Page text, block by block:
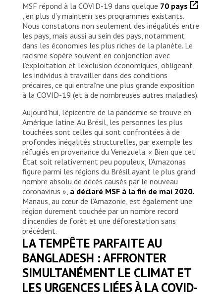
MSF répond à la COVID-19 dans quelque 70 pays
, en plus d’y maintenir ses programmes existants.
Nous constatons non seulement des inégalités entre
les pays, mais aussi au sein des pays, notamment
dans les économies les plus riches de la planète. Le
racisme s’opère souvent en conjonction avec
l’exploitation et l’exclusion économiques, obligeant
les individus à travailler dans des conditions
précaires, ce qui entraîne une plus grande exposition
à la COVID-19 (et à de nombreuses autres maladies).
Aujourd’hui, l’épicentre de la pandémie se trouve en
Amérique latine. Au Brésil, les personnes les plus
touchées sont celles qui sont confrontées à de
profondes inégalités structurelles, par exemple les
réfugiés en provenance du Venezuela. « Bien que cet
État soit relativement peu populeux, l’Amazonas
figure parmi les régions du Brésil ayant le plus grand
nombre absolu de décès causés par le nouveau
coronavirus », a déclaré MSF à la fin de mai 2020.
Manaus, au cœur de l’Amazonie, est également une
région durement touchée par un nombre record
d’incendies de forêt et une déforestation sans
précédent.
LA TEMPÊTE PARFAITE AU
BANGLADESH : AFFRONTER
SIMULTANÉMENT LE CLIMAT ET
LES URGENCES LIÉES À LA COVID-